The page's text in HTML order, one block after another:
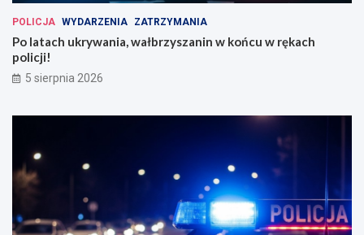
POLICJA WYDARZENIA ZATRZYMANIA
Po latach ukrywania, wałbrzyszanin w końcu w rękach
policji!
5 sierpnia 2026